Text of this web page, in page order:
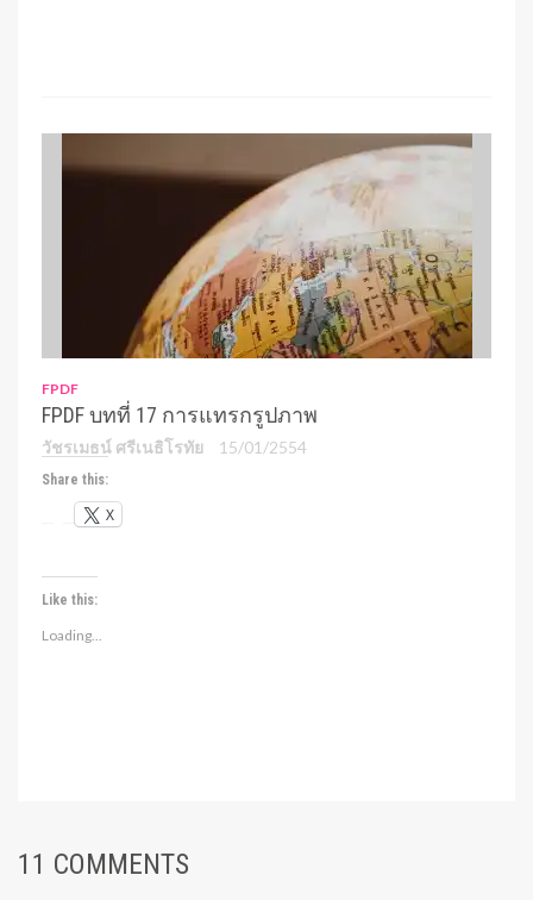
FPDF
FPDF บทที่ 17 การแทรกรูปภาพ
วัชรเมธน์ ศรีเนธิโรทัย 15/01/2554
Share this:
X
Like this:
Loading...
11 COMMENTS